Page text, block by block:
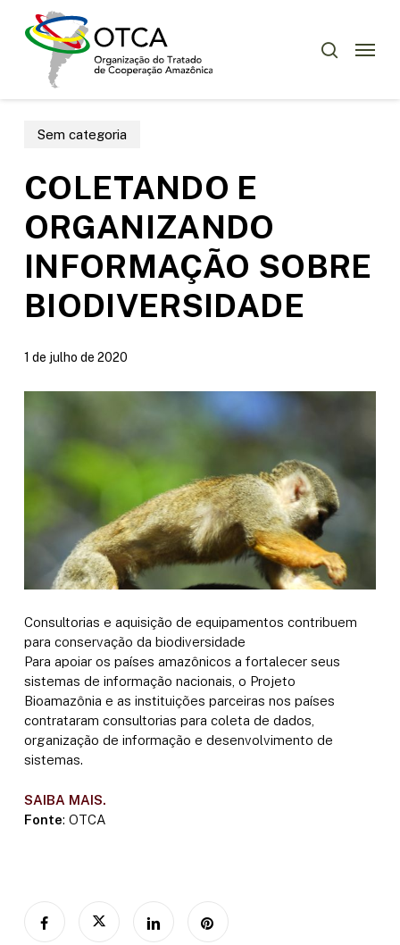
Menu
Sem categoria
COLETANDO E
ORGANIZANDO
INFORMAÇÃO SOBRE
BIODIVERSIDADE
1 de julho de 2020
Consultorias e aquisição de equipamentos contribuem
para conservação da biodiversidade
Para apoiar os países amazônicos a fortalecer seus
sistemas de informação nacionais, o Projeto
Bioamazônia e as instituições parceiras nos países
contrataram consultorias para coleta de dados,
organização de informação e desenvolvimento de
sistemas.
SAIBA MAIS.
Fonte: OTCA